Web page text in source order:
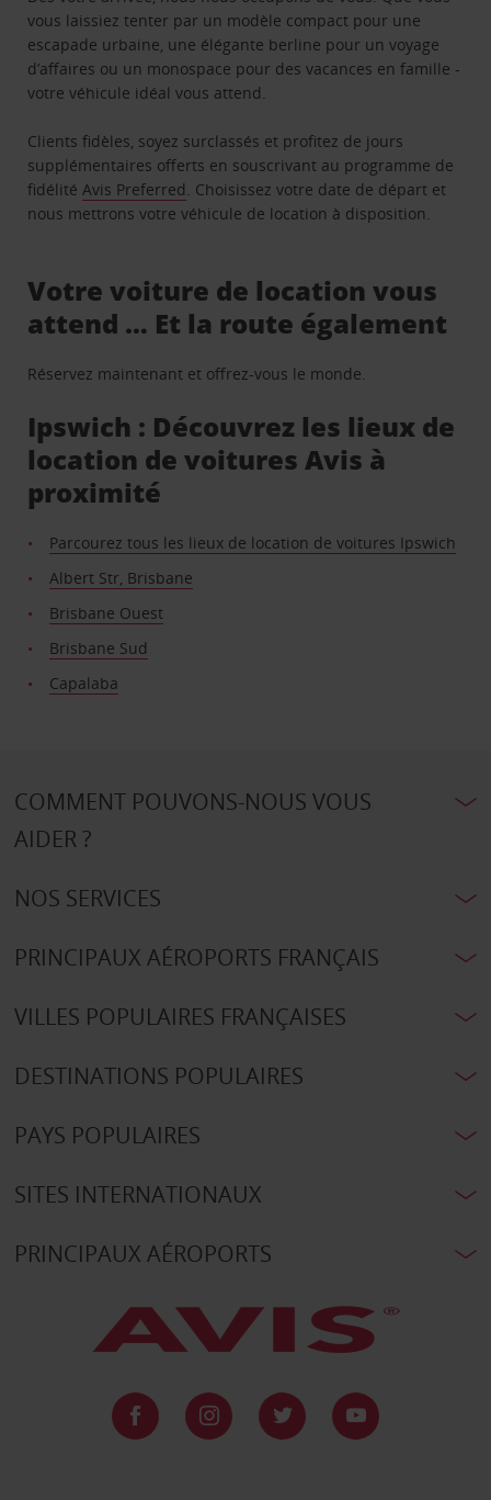
vous laissiez tenter par un modèle compact pour une
escapade urbaine, une élégante berline pour un voyage
d’affaires ou un monospace pour des vacances en famille -
votre véhicule idéal vous attend.
Clients fidèles, soyez surclassés et profitez de jours
supplémentaires offerts en souscrivant au programme de
fidélitéAvis Preferred. Choisissez votre date de départ et
nous mettrons votre véhicule de location à disposition.
Votre voiture de location vous
attend … Et la route également
Réservez maintenant et offrez-vous le monde.
Ipswich : Découvrez les lieux de
location de voitures Avis à
proximité
Parcourez tous les lieux de location de voitures Ipswich
Albert Str, Brisbane
Brisbane Ouest
Brisbane Sud
Capalaba
COMMENT POUVONS-NOUS VOUS
AIDER ?
NOS SERVICES
PRINCIPAUX AÉROPORTS FRANÇAIS
VILLES POPULAIRES FRANÇAISES
DESTINATIONS POPULAIRES
PAYS POPULAIRES
SITES INTERNATIONAUX
PRINCIPAUX AÉROPORTS